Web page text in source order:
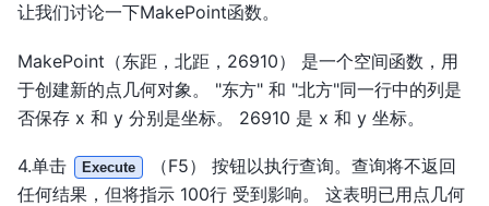
让我们讨论一下MakePoint函数。
MakePoint（东距，北距，26910） 是一个空间函数，用
于创建新的点几何对象。 "东方" 和 "北方"同一行中的列是
否保存 x 和 y 分别是坐标。 26910 是 x 和 y 坐标。
4.单击 Execute
（F5） 按钮以执行查询。查询将不返回
任何结果，但将指示 100行 受到影响。 这表明已用点几何